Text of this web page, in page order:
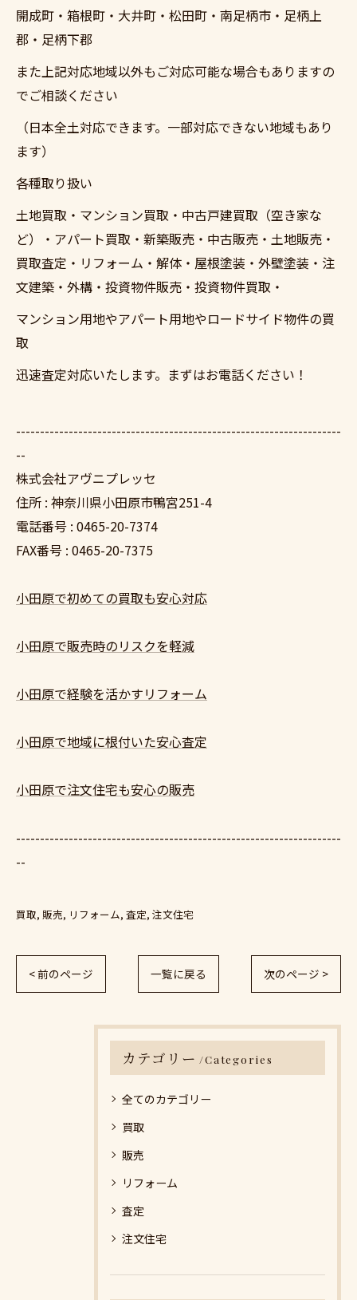
開成町・箱根町・大井町・松田町・南足柄市・足柄上
郡・足柄下郡
また上記対応地域以外もご対応可能な場合もありますの
でご相談ください
（日本全土対応できます。一部対応できない地域もあり
ます）
各種取り扱い
土地買取・マンション買取・中古戸建買取（空き家な
ど）・アパート買取・新築販売・中古販売・土地販売・
買取査定・リフォーム・解体・屋根塗装・外壁塗装・注
文建築・外構・投資物件販売・投資物件買取・
マンション用地やアパート用地やロードサイド物件の買
取
迅速査定対応いたします。まずはお電話ください！
--------------------------------------------------------------------
--
株式会社アヴニプレッセ
住所 : 神奈川県小田原市鴨宮251-4
電話番号 : 0465-20-7374
FAX番号 : 0465-20-7375
小田原で初めての買取も安心対応
小田原で販売時のリスクを軽減
小田原で経験を活かすリフォーム
小田原で地域に根付いた安心査定
小田原で注文住宅も安心の販売
--------------------------------------------------------------------
--
買取 販売 リフォーム 査定 注文住宅
< 前のページ 一覧に戻る 次のページ >
カテゴリー Categories
全てのカテゴリー
買取
販売
リフォーム
査定
注文住宅